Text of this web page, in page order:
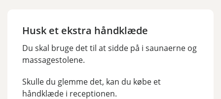
Husk et ekstra håndklæde
Du skal bruge det til at sidde på i saunaerne og
massagestolene.
Skulle du glemme det, kan du købe et
håndklæde i receptionen.